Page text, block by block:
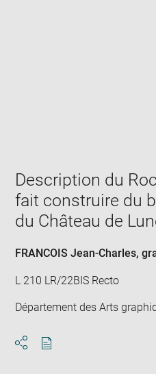
Description du
fait construire du
du Château de
FRANCOIS Jean-Charles,
L 210 LR/22BIS Recto
Département des Arts